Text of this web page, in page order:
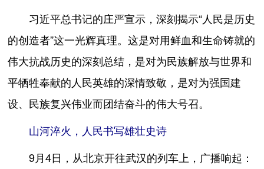
习近平总书记的庄严宣示，深刻揭示“人民是历史
的创造者”这一光辉真理。这是对用鲜血和生命铸就的
伟大抗战历史的深刻总结，是对为民族解放与世界和
平牺牲奉献的人民英雄的深情致敬，是对为强国建
设、民族复兴伟业而团结奋斗的伟大号召。
山河淬火，人民书写雄壮史诗
9月4日，从北京开往武汉的列车上，广播响起：